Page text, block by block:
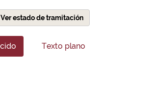
Ver estado de tramitación
Texto plano